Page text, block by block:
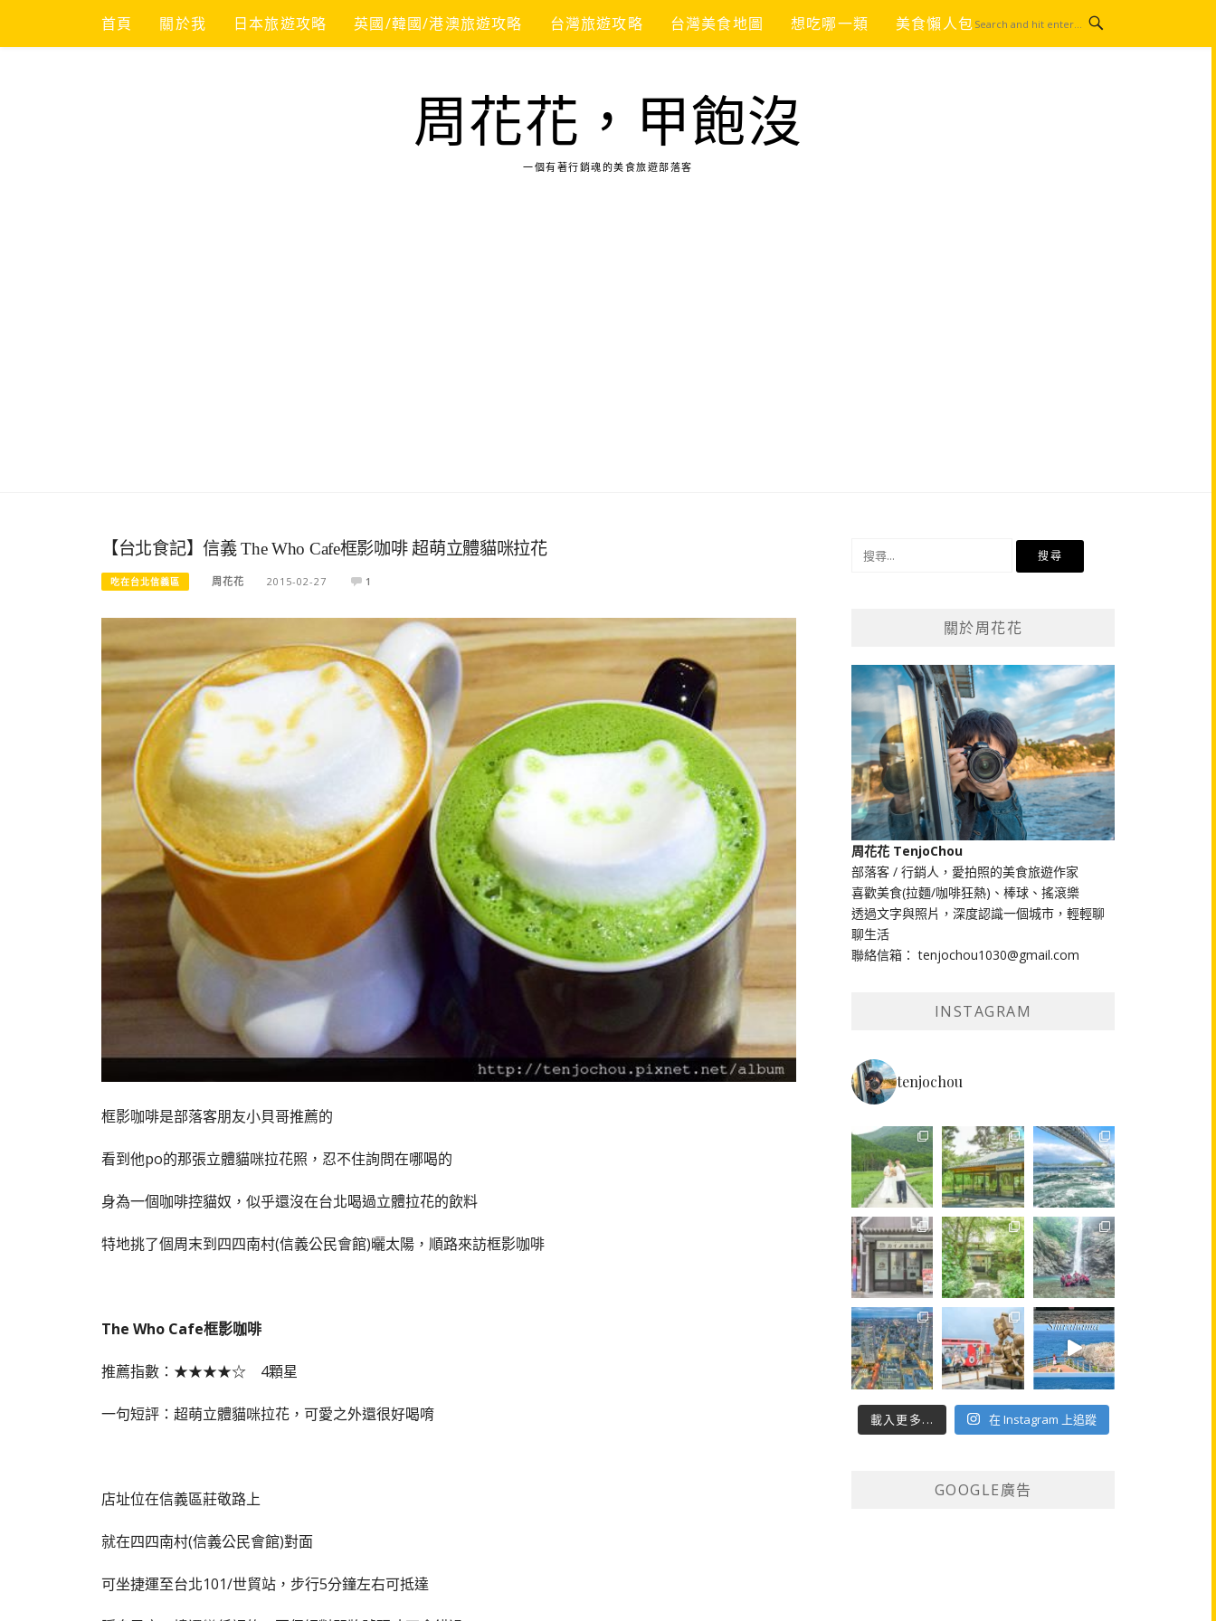
content
首頁 關於我 日本旅遊攻略 英國/韓國/港澳旅遊攻略 台灣旅遊攻略 台灣美食地圖 想吃哪一類 美食懶人包
周花花，甲飽沒
一個有著行銷魂的美食旅遊部落客
【台北食記】信義 The Who Cafe框影咖啡 超萌立體貓咪拉花
吃在台北信義區 周花花 2015-02-27 1
框影咖啡是部落客朋友小貝哥推薦的
看到他po的那張立體貓咪拉花照，忍不住詢問在哪喝的
身為一個咖啡控貓奴，似乎還沒在台北喝過立體拉花的飲料
特地挑了個周末到四四南村(信義公民會館)曬太陽，順路來訪框影咖啡
The Who Cafe框影咖啡
推薦指數：★★★★☆ 4顆星
一句短評：超萌立體貓咪拉花，可愛之外還很好喝唷
店址位在信義區莊敬路上
就在四四南村(信義公民會館)對面
可坐捷運至台北101/世貿站，步行5分鐘左右可抵達
關於周花花
周花花 TenjoChou
部落客 / 行銷人，愛拍照的美食旅遊作家
喜歡美食(拉麵/咖啡狂熱)、棒球、搖滾樂
透過文字與照片，深度認識一個城市，輕輕聊
聊生活
聯絡信箱： tenjochou1030@gmail.com
INSTAGRAM
tenjochou
載入更多... 在 Instagram 上追蹤
GOOGLE廣告